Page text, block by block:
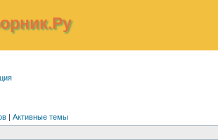
| Активные темы